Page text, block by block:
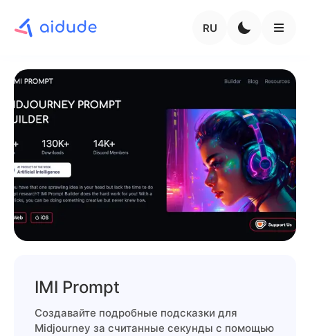
RU
IMI Prompt
Создавайте подробные подсказки для
Midjourney за считанные секунды с помощью